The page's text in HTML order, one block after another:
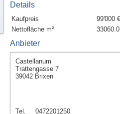
Details
Kaufpreis
99'000 €
Nettofläche m²
33060.0
Anbieter
Castellanum
Trattengasse 7
39042 Brixen
Tel. 0472201250